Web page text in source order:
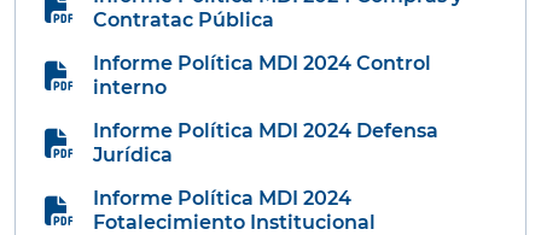
Contratac Pública
Informe Política MDI 2024 Control
interno
Informe Política MDI 2024 Defensa
Jurídica
Informe Política MDI 2024
Fotalecimiento Institucional